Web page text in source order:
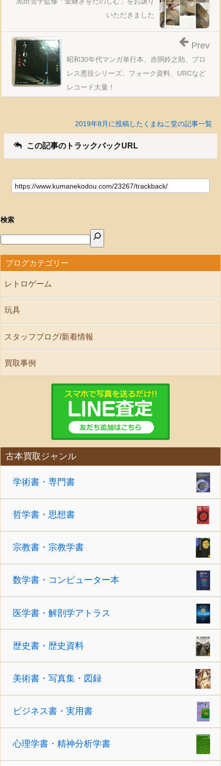
いただきました
昭和30年代マンガ単行本、赤胴鈴之助、プロ
レス悪役シリーズ、フォーク資料、URCなど
レコード大量！
Prev
2019年8月に投稿したくまねこ堂の記事一覧
この記事のトラックバックURL
検索
ブログカテゴリー
レトロゲーム
玩具
スタッフブログ/新着情報
買取事例
古本買取ジャンル
学術書・専門書
哲学書・思想書
宗教書・宗教学書
数学書・コンピューター本
医学書・解剖学アトラス
歴史書・歴史資料
美術書・写真集・図録
ビジネス書・実用書
心理学書・精神分析学書